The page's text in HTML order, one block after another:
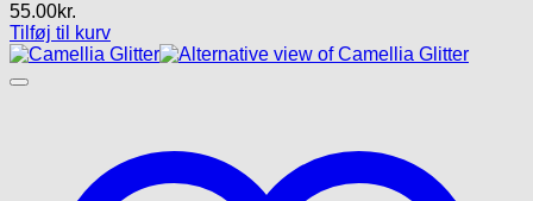
55.00kr.
Tilføj til kurv